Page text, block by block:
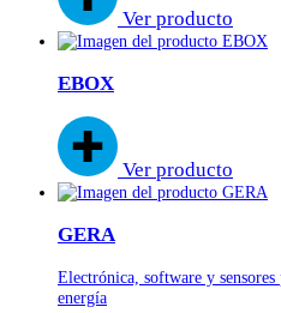
Ver producto
EBOX
Ver producto
GERA
Electrónica, software y
energía